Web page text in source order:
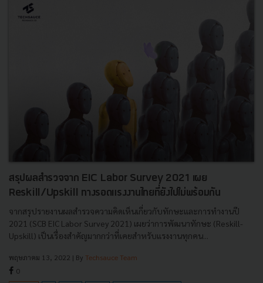
สรุปผลสำรวจจาก EIC Labor Survey 2021 เผย
Reskill/Upskill ทางรอดแรงงานไทยที่ยังไปไม่พร้อมกัน
จากสรุปรายงานผลสำรวจความคิดเห็นเกี่ยวกับทักษะและการทำงานปี
2021 (SCB EIC Labor Survey 2021) เผยว่าการพัฒนาทักษะ (Reskill-
Upskill) เป็นเรื่องสำคัญมากกว่าที่เคยสำหรับแรงงานทุกคน...
พฤษภาคม 13, 2022 | By Techsauce Team
0